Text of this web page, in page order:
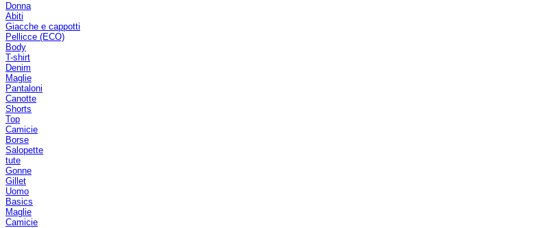
Donna
Abiti
Giacche e cappotti
Pellicce (ECO)
Body
T-shirt
Denim
Maglie
Pantaloni
Canotte
Shorts
Top
Camicie
Borse
Salopette
tute
Gonne
Gillet
Uomo
Basics
Maglie
Camicie